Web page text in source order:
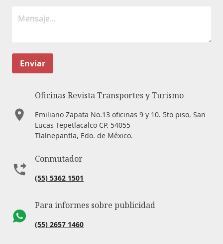
Enviar
Oficinas Revista Transportes y Turismo
Emiliano Zapata No.13 oficinas 9 y 10. 5to piso. San
Lucas Tepetlacalco CP. 54055
Tlalnepantla, Edo. de México.
Conmutador
(55) 5362 1501
Para informes sobre publicidad
(55) 2657 1460